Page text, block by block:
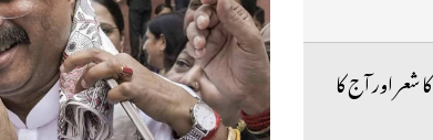
شعر اور آج کا